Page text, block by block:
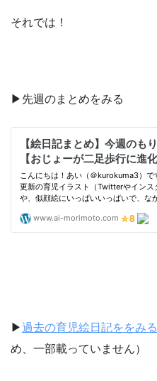
それでは！
▶︎先週のまとめをみる
▶︎過去の育児絵日記ををみる
め、一部載っていません）